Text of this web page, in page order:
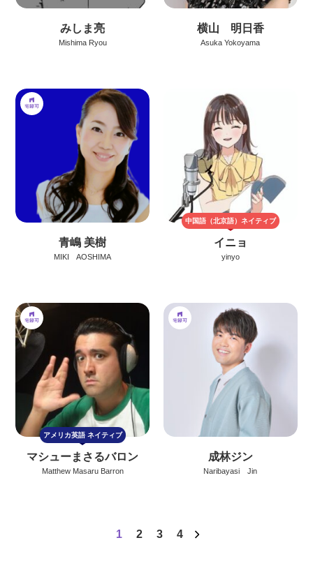
みしま亮
Mishima Ryou
横山 明日香
Asuka Yokoyama
青嶋 美樹
MIKI AOSHIMA
中国語（北京語） ネイティブ
イニョ
yinyo
アメリカ英語 ネイティブ
マシューまさるバロン
Matthew Masaru Barron
成林ジン
Naribayasi Jin
1 2 3 4